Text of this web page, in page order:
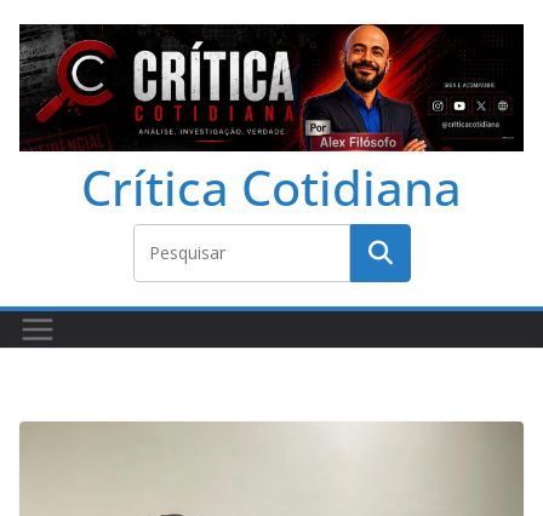
Crítica Cotidiana